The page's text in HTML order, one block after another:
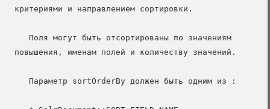
критериями и направлением сортировки.
повышения, именам полей и количеству значений.